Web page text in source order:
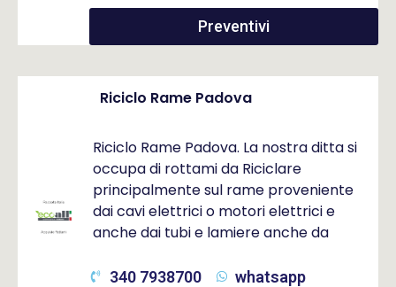
Preventivi
Riciclo Rame Padova
Riciclo Rame Padova. La nostra ditta si
occupa di rottami da Riciclare
principalmente sul rame proveniente
dai cavi elettrici o motori elettrici e
anche dai tubi e lamiere anche da
340 7938700
whatsapp